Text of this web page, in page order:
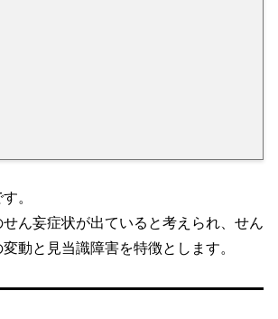
。
ん妄症状が出ていると考えられ、せん
動と見当識障害を特徴とします。